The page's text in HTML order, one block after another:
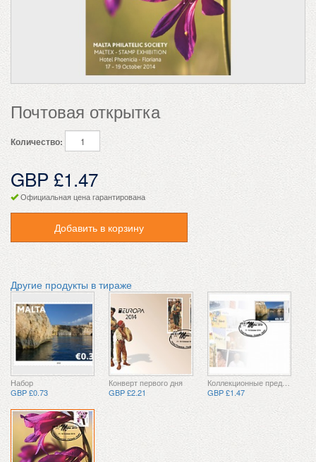
Почтовая открытка
Количество:
GBP £1.47
Официальная цена гарантирована
Добавить в корзину
Другие продукты в тираже
Набор
GBP £0.73
Конверт первого дня
GBP £2.21
Коллекционные предметы
GBP £1.47